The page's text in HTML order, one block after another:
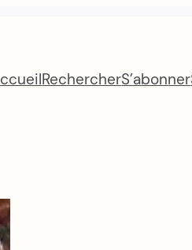
RechercherS’abonner